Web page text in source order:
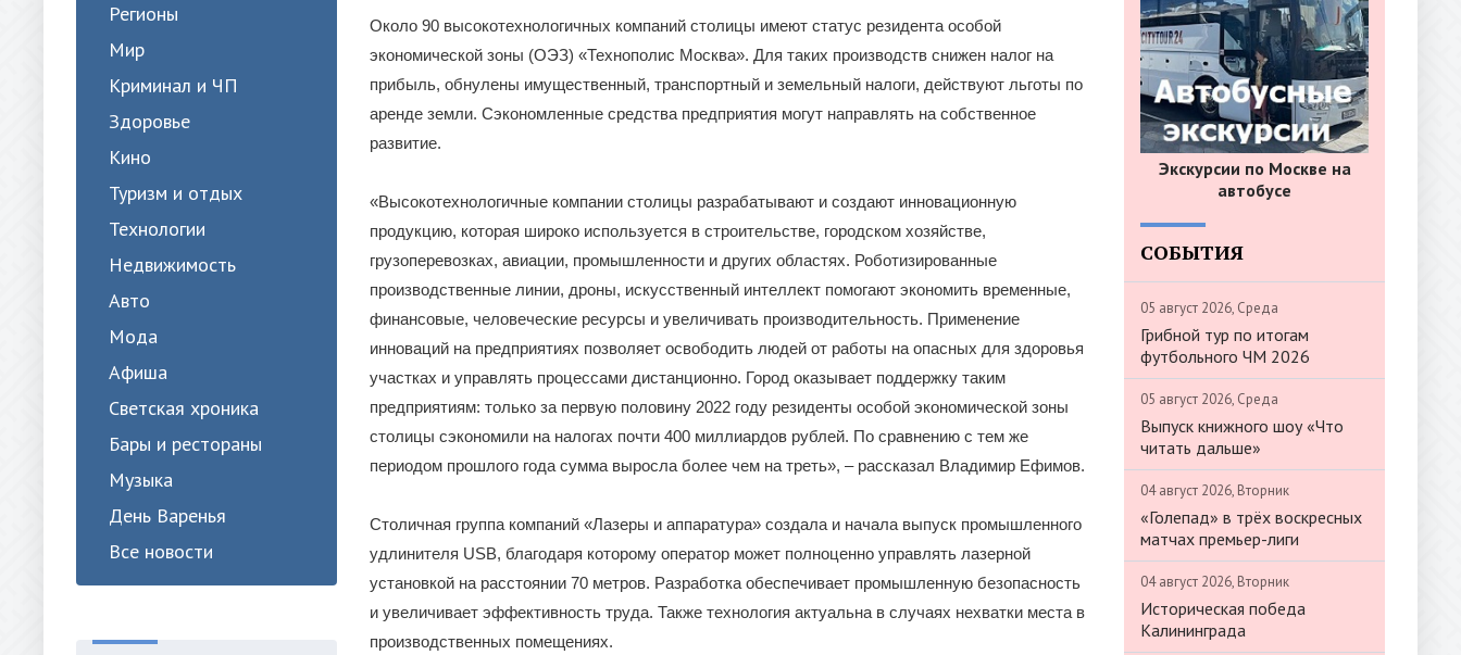
Регионы
Мир
Криминал и ЧП
Здоровье
Кино
Туризм и отдых
Технологии
Недвижимость
Авто
Мода
Афиша
Светская хроника
Бары и рестораны
Музыка
День Варенья
Все новости
Около 90 высокотехнологичных компаний столицы имеют статус резидента особой
экономической зоны (ОЭЗ) «Технополис Москва». Для таких производств снижен налог на
прибыль, обнулены имущественный, транспортный и земельный налоги, действуют льготы по
аренде земли. Сэкономленные средства предприятия могут направлять на собственное
развитие.
«Высокотехнологичные компании столицы разрабатывают и создают инновационную
продукцию, которая широко используется в строительстве, городском хозяйстве,
грузоперевозках, авиации, промышленности и других областях. Роботизированные
производственные линии, дроны, искусственный интеллект помогают экономить временные,
финансовые, человеческие ресурсы и увеличивать производительность. Применение
инноваций на предприятиях позволяет освободить людей от работы на опасных для здоровья
участках и управлять процессами дистанционно. Город оказывает поддержку таким
предприятиям: только за первую половину 2022 году резиденты особой экономической зоны
столицы сэкономили на налогах почти 400 миллиардов рублей. По сравнению с тем же
периодом прошлого года сумма выросла более чем на треть», – рассказал Владимир Ефимов.
Столичная группа компаний «Лазеры и аппаратура» создала и начала выпуск промышленного
удлинителя USB, благодаря которому оператор может полноценно управлять лазерной
установкой на расстоянии 70 метров. Разработка обеспечивает промышленную безопасность
и увеличивает эффективность труда. Также технология актуальна в случаях нехватки места в
производственных помещениях.
Экскурсии по Москве на
автобусе
СОБЫТИЯ
05 август 2026, Среда
Грибной тур по итогам
футбольного ЧМ 2026
05 август 2026, Среда
Выпуск книжного шоу «Что
читать дальше»
04 август 2026, Вторник
«Голепад» в трёх воскресных
матчах премьер-лиги
04 август 2026, Вторник
Историческая победа
Калининграда